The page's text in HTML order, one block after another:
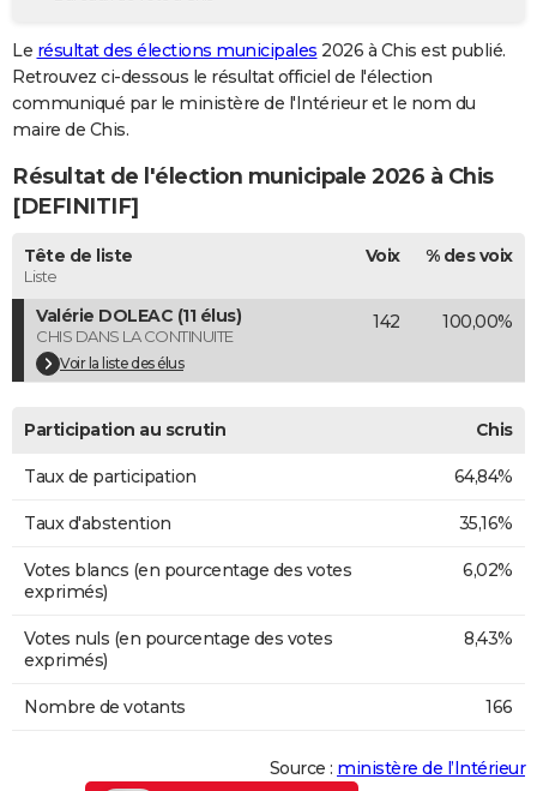
GUIDES D'ACHAT
BONS PLANS
CARTE DE VOEUX
Carte de Noël
Carte Bonne année
Carte Saint-Valentin
Carte Pâques
Carte d'anniversaire
DICTIONNAIRE
Dictionnaire
Biographies
Citations
Expressions
Proverbes
PROGRAMME TV
COPAINS D'AVANT
S'inscrire
Se connecter
Lycées
Collèges
Primaires
Universités
Entreprises
Service militaire
Avis de recherche
AVIS DE DÉCÈS
FORUM
Le résultat des élections municipales 2026 à Chis est publié.
Retrouvez ci-dessous le résultat officiel de l'élection
communiqué par le ministère de l'Intérieur et le nom du
maire de Chis.
Résultat de l'élection municipale 2026 à Chis
[DEFINITIF]
Tête de liste
Liste
Voix % des voix
Valérie DOLEAC (11 élus)
CHIS DANS LA CONTINUITE
Voir la liste des élus
142 100,00%
Participation au scrutin Chis
Taux de participation 64,84%
Taux d'abstention 35,16%
Votes blancs (en pourcentage des votes
exprimés)
6,02%
Votes nuls (en pourcentage des votes
exprimés)
8,43%
Nombre de votants 166
Source : ministère de l’Intérieur